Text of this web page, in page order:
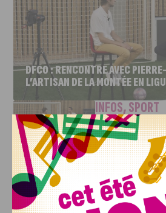
DFCO : RENCONTRE AVEC
L’ARTISAN DE LA MONTÉE EN
INFOS,SPORT
DFCO :
Deballon,
Ligue 2
7 AOÛT, 2026
Le DFCO est de retour
d’absence. La saison...